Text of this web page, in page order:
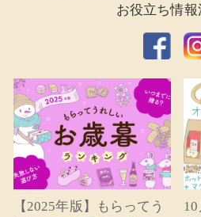
お役立ち情報
【2025年版】もらってう